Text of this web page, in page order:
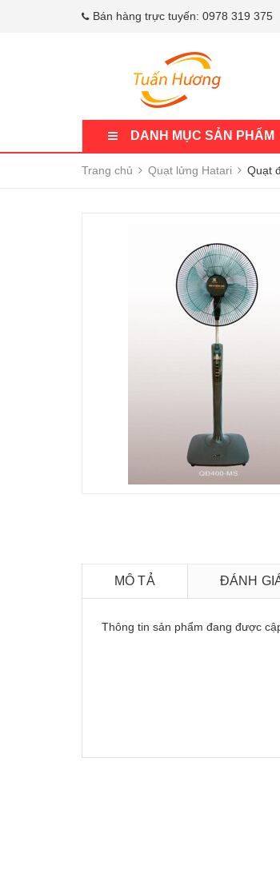
Bán hàng trực tuyến: 0978 319 375
DANH MỤC SẢN PHẨM
Trang chủ Quạt lửng Hatari Quạt
MÔ TẢ ĐÁNH
Thông tin sản phẩm đang được